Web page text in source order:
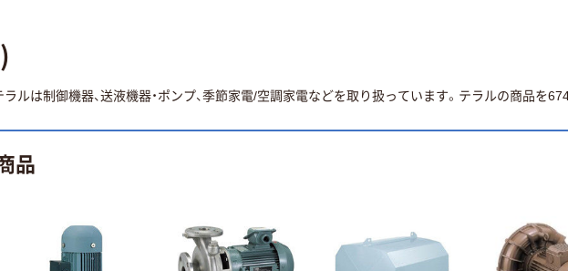
ルは制御機器、送液機器・ポンプ、季節家電/空調家電などを取り扱っています。テラルの商品を
品